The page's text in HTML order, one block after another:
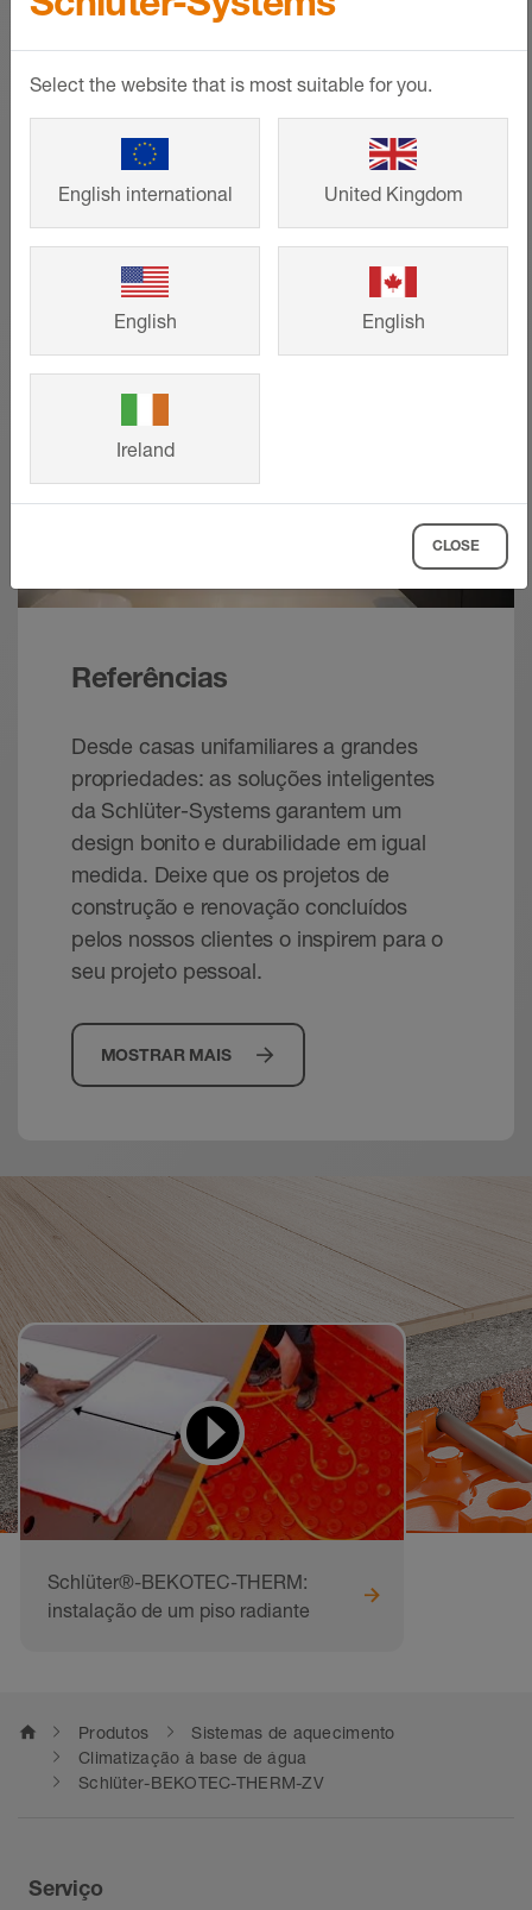
Calcule os requisitos de material para o
seu piso radiante Schlüter-Systems de
forma rápida e fácil!
MOSTRAR MAIS
Referências
Desde casas unifamiliares a grandes
propriedades: as soluções inteligentes
da Schlüter-Systems garantem um
design bonito e durabilidade em igual
medida. Deixe que os projetos de
construção e renovação concluídos
pelos nossos clientes o inspirem para o
seu projeto pessoal.
MOSTRAR MAIS
Vídeos para
aprender e imitar
Schlüter®-BEKOTEC-THERM:
instalação de um piso radiante
home Produtos
Sistemas de aquecimento
Climatização à base de água
Schlüter-BEKOTEC-THERM-ZV
Serviço
Select the website that is most suitable for you.
English international United Kingdom
English English
Ireland
CLOSE